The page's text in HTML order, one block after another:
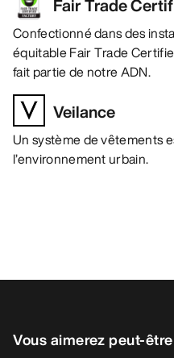
Fair Trade
Confectionné dans des
équitable Fair Trade
fait partie de notre ADN.
Veilance
Un système de vêtements
l’environnement urbain.
Vous aimerez peut-